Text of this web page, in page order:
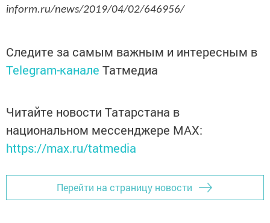
inform.ru/news/2019/04/02/646956/
Следите за самым важным и интересным в
Telegram-канале Татмедиа
Читайте новости Татарстана в
национальном мессенджере MАХ:
https://max.ru/tatmedia
Перейти на страницу новости